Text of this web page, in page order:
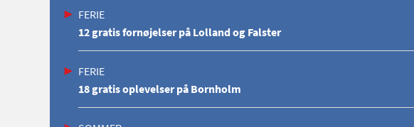
FERIE
12 gratis fornøjelser på Lolland og Falster
FERIE
18 gratis oplevelser på Bornholm